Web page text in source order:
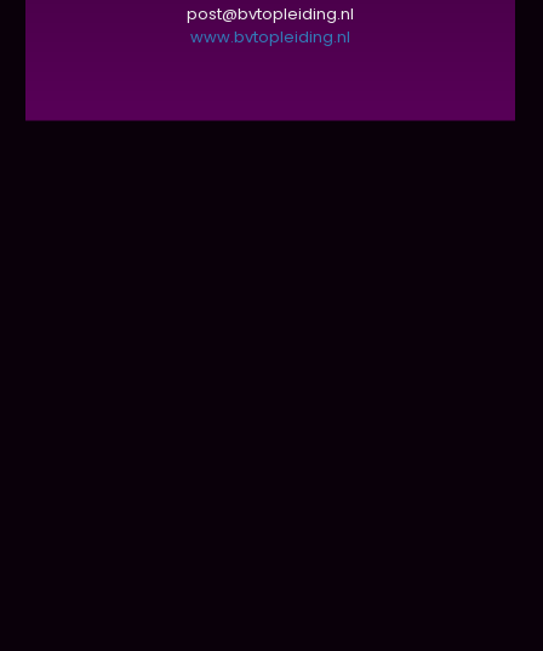
post@bvtopleiding.nl
www.bvtopleiding.nl